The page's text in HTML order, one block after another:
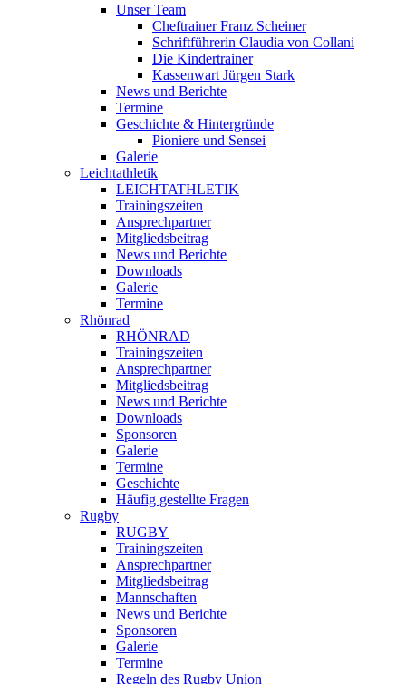
Unser Team
Cheftrainer Franz Scheiner
Schriftführerin Claudia von Collani
Die Kindertrainer
Kassenwart Jürgen Stark
News und Berichte
Termine
Geschichte & Hintergründe
Pioniere und Sensei
Galerie
Leichtathletik
LEICHTATHLETIK
Trainingszeiten
Ansprechpartner
Mitgliedsbeitrag
News und Berichte
Downloads
Galerie
Termine
Rhönrad
RHÖNRAD
Trainingszeiten
Ansprechpartner
Mitgliedsbeitrag
News und Berichte
Downloads
Sponsoren
Galerie
Termine
Geschichte
Häufig gestellte Fragen
Rugby
RUGBY
Trainingszeiten
Ansprechpartner
Mitgliedsbeitrag
Mannschaften
News und Berichte
Sponsoren
Galerie
Termine
Regeln des Rugby Union